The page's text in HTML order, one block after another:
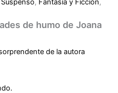
, Fantasía y Ficción,
de humo de Joana
de la autora